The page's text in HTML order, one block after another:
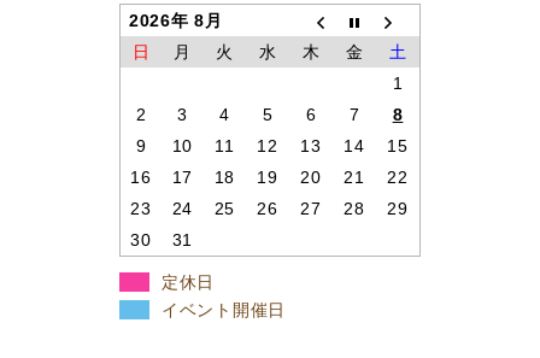
2026年 8月
日
月 火 水 木 金
土
1
2
3 4 5 6 7
8
9
10 11 12 13 14
15
16
17 18 19 20 21
22
23
24 25 26 27 28
29
30
31
定休日
イベント開催日